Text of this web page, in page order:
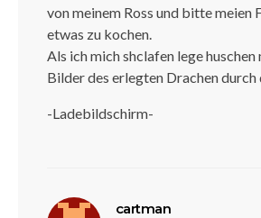
von meinem Ross und bitte meien
etwas zu kochen.
Als ich mich shclafen lege
Bilder des erlegten Drachen durch
-Ladebildschirm-
cartman